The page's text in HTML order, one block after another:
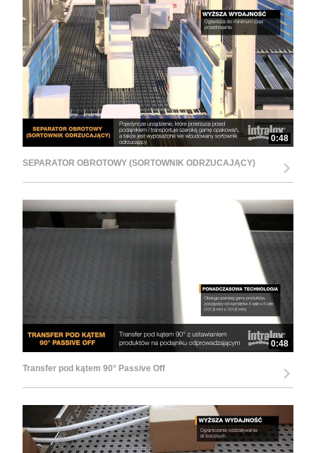
0:48
SEPARATOR OBROTOWY (SORTOWNIK ODRZUCAJĄCY)
0:48
Transfer pod kątem 90° Passive Off